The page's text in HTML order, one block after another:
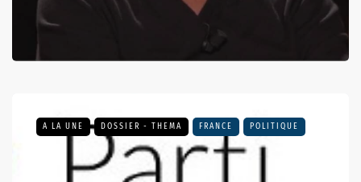
A LA UNE DOSSIER - THEMA FRANCE POLITIQUE